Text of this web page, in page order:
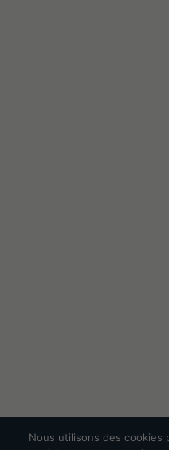
Nous utilisons des cookies